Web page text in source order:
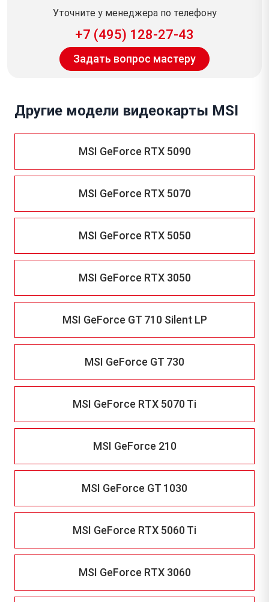
Уточните у менеджера по телефону
+7 (495) 128-27-43
Задать вопрос мастеру
Другие модели видеокарты MSI
MSI GeForce RTX 5090
MSI GeForce RTX 5070
MSI GeForce RTX 5050
MSI GeForce RTX 3050
MSI GeForce GT 710 Silent LP
MSI GeForce GT 730
MSI GeForce RTX 5070 Ti
MSI GeForce 210
MSI GeForce GT 1030
MSI GeForce RTX 5060 Ti
MSI GeForce RTX 3060